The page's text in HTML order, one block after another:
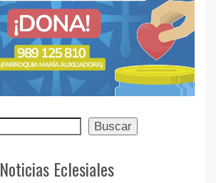
Buscar
Noticias Eclesiales